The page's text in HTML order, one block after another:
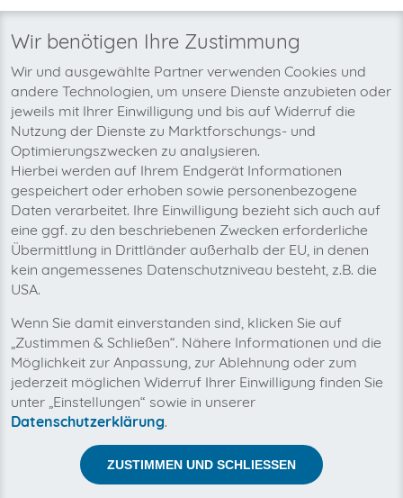
Alle VerfügbarIn Planung
EpidemicSound
webwww.epidemicsound.com
Marketplace
Rechnungstyp
N/A
Plattformen
1
Erste Kunden aktiv
Shopsystem
Rechnungstyp
N/A
Plattformen
1
Output
Wir benötigen Ihre Zustimmung
Wir und ausgewählte Partner verwenden Cookies und
andere Technologien, um unsere Dienste anzubieten oder
jeweils mit Ihrer Einwilligung und bis auf Widerruf die
Nutzung der Dienste zu Marktforschungs- und
Optimierungszwecken zu analysieren.
Hierbei werden auf Ihrem Endgerät Informationen
gespeichert oder erhoben sowie personenbezogene
Daten verarbeitet. Ihre Einwilligung bezieht sich auch auf
eine ggf. zu den beschriebenen Zwecken erforderliche
Übermittlung in Drittländer außerhalb der EU, in denen
kein angemessenes Datenschutzniveau besteht, z.B. die
USA.
Wenn Sie damit einverstanden sind, klicken Sie auf
„Zustimmen & Schließen“. Nähere Informationen und die
Möglichkeit zur Anpassung, zur Ablehnung oder zum
jederzeit möglichen Widerruf Ihrer Einwilligung finden Sie
unter „Einstellungen“ sowie in unserer
Datenschutzerklärung.
ZUSTIMMEN UND SCHLIESSEN